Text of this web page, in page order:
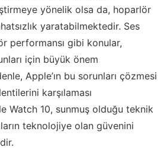
yönelik olsa da, hoparlör
yaratabilmektedir. Ses
performansı gibi konular,
için büyük önem
Apple’ın bu sorunları çözmesi
karşılaması
Watch 10, sunmuş olduğu teknik
teknolojiye olan güvenini